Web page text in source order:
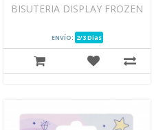
BISUTERIA DISPLAY FROZEN
ENVÍO: 2/3 Dias